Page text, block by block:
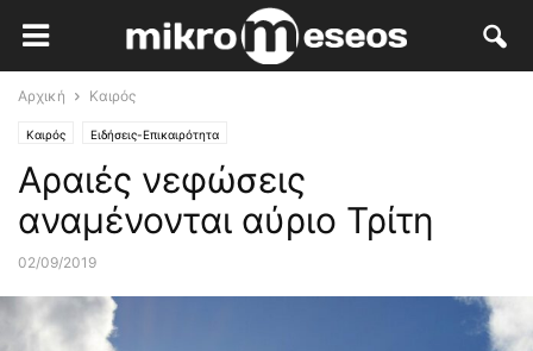
Αρχική Καιρός
Καιρός Ειδήσεις-Επικαιρότητα
Αραιές νεφώσεις
αναμένονται αύριο Τρίτη
02/09/2019